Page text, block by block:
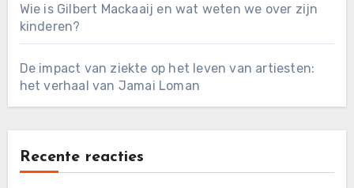
Wie is Gilbert Mackaaij en wat weten we over zijn
kinderen?
De impact van ziekte op het leven van artiesten:
het verhaal van Jamai Loman
Recente reacties